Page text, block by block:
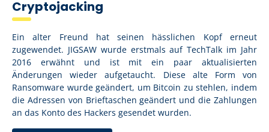
Cryptojacking
Ein alter Freund hat seinen hässlichen Kopf erneut
zugewendet. JIGSAW wurde erstmals auf TechTalk im Jahr
2016 erwähnt und ist mit ein paar aktualisierten
Änderungen wieder aufgetaucht. Diese alte Form von
Ransomware wurde geändert, um Bitcoin zu stehlen, indem
die Adressen von Brieftaschen geändert und die Zahlungen
an das Konto des Hackers gesendet wurden.